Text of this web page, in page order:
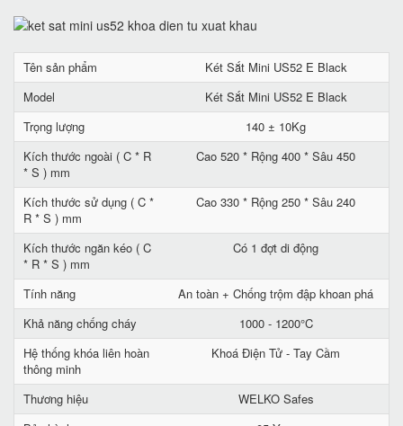
Tên sản phẩm
Két Sắt Mini US52 E Black
Model
Két Sắt Mini US52 E Black
Trọng lượng
140 ± 10Kg
Kích thước ngoài ( C * R
* S ) mm
Cao 520 * Rộng 400 * Sâu 450
Kích thước sử dụng ( C *
R * S ) mm
Cao 330 * Rộng 250 * Sâu 240
Kích thước ngăn kéo ( C
* R * S ) mm
Có 1 đợt di động
Tính năng
An toàn + Chống trộm đập khoan phá
Khả năng chống cháy
1000 - 1200°C
Hệ thống khóa liên hoàn
thông minh
Khoá Điện Tử - Tay Cầm
Thương hiệu
WELKO Safes